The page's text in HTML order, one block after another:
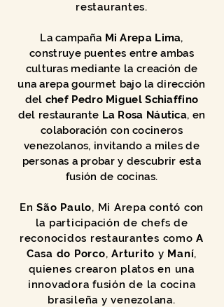
restaurantes.
La campaña Mi Arepa Lima,
construye puentes entre ambas
culturas mediante la creación de
una arepa gourmet bajo la dirección
del chef Pedro Miguel Schiaffino
del restaurante La Rosa Náutica, en
colaboración con cocineros
venezolanos, invitando a miles de
personas a probar y descubrir esta
fusión de cocinas.
EnSão Paulo, Mi Arepa contó con
la participación de chefs de
reconocidos restaurantes comoA
Casa do Porco,Arturito y Maní,
quienes crearon platos en una
innovadora fusión de la cocina
brasileña y venezolana.